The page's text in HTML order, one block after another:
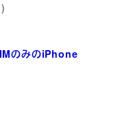
のみのiPhone